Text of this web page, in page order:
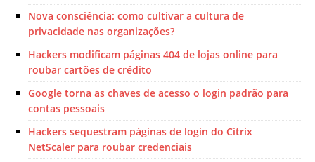
Nova consciência: como cultivar a cultura de
privacidade nas organizações?
Hackers modificam páginas 404 de lojas online para
roubar cartões de crédito
Google torna as chaves de acesso o login padrão para
contas pessoais
Hackers sequestram páginas de login do Citrix
NetScaler para roubar credenciais